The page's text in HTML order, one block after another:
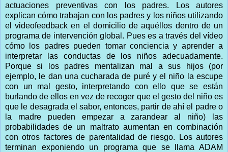
actuaciones preventivas con los padres. Los autores
explican cómo trabajan con los padres y los niños utilizando
el videofeedback en el domicilio de aquéllos dentro de un
programa de intervención global. Pues es a través del vídeo
cómo los padres pueden tomar conciencia y aprender a
interpretar las conductas de los niños adecuadamente.
Porque si los padres mentalizan mal a sus hijos (por
ejemplo, le dan una cucharada de puré y el niño la escupe
con un mal gesto, interpretando con ello que se están
burlando de ellos en vez de recoger que el gesto del niño es
que le desagrada el sabor, entonces, partir de ahí el padre o
la madre pueden empezar a zarandear al niño) las
probabilidades de un maltrato aumentan en combinación
con otros factores de parentalidad de riesgo. Los autores
terminan exponiendo un programa que se llama ADAM